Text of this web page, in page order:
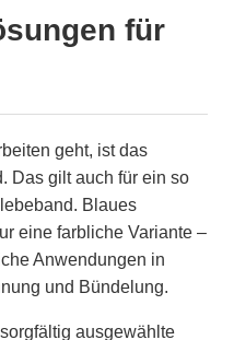
für
geht, ist das
Das gilt auch für ein so
Blaues
eine farbliche Variante –
Anwendungen in
und Bündelung.
ausgewählte